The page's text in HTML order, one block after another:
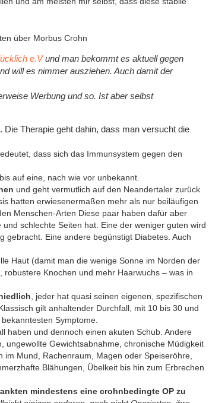
e.Vund man bekommt es aktuell gegen
will es nimmer ausziehen. Auch damit der
Werbung und so. Ist aber selbst
. Die Therapie geht dahin, dass man versucht die
dass sich das Immunsystem gegen den
auf eine, nach wie vor unbekannt.
und geht vermutlich auf den Neandertaler zurück
hatten erwiesenermaßen mehr als nur beiläufigen
Menschen-Arten Diese paar haben dafür aber
schlechte Seiten hat. Eine der weniger guten wird
gebracht. Eine andere begünstigt Diabetes. Auch
Haut (damit man die wenige Sonne im Norden der
Knochen und mehr Haarwuchs – was in
, jeder hat quasi seinen eigenen, spezifischen
gilt anhaltender Durchfall, mit 10 bis 30 und
Symptome.
haben und dennoch einen akuten Schub. Andere
ungewollte Gewichtsabnahme, chronische Müdigkeit
Mund, Rachenraum, Magen oder Speiseröhre,
Blähungen, Übelkeit bis hin zum Erbrechen
mindestens eine crohnbedingte OP zu